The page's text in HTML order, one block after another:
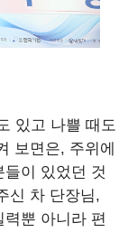
있고 나쁠 때도
보면은, 주위에
이 있었던 것
신 차 단장님,
뿐 아니라 편